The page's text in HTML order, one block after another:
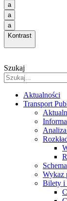
a
a
a
Kontrast
Szukaj
Aktualności
Transport
Wykaz
Bilety i